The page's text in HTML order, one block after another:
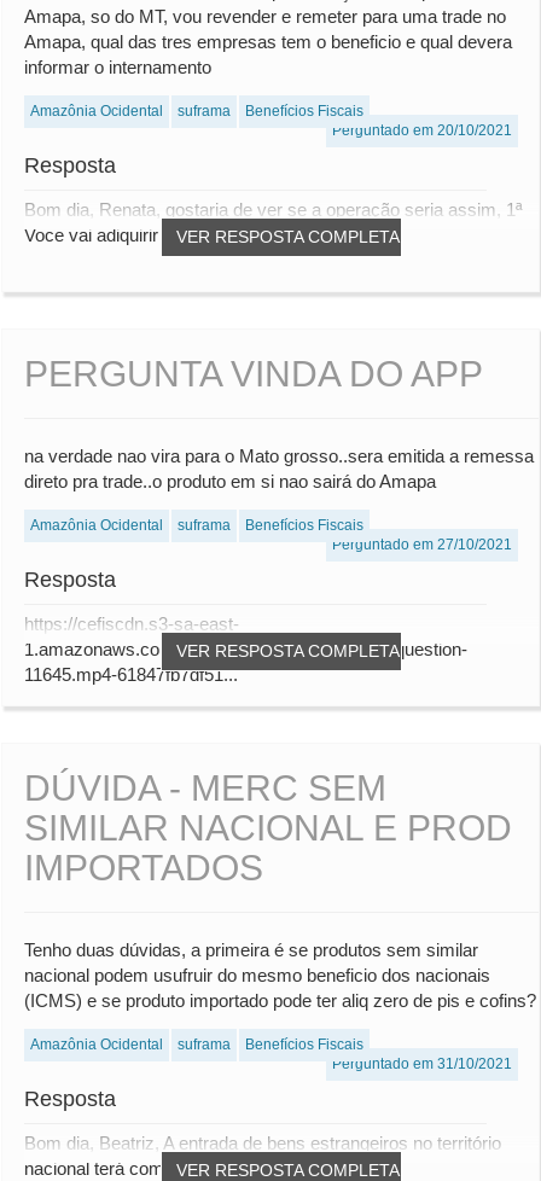
Amapa, so do MT, vou revender e remeter para uma trade no
Amapa, qual das tres empresas tem o beneficio e qual devera
informar o internamento
Amazônia Ocidental suframa
Benefícios Fiscais
Perguntado em 20/10/2021
Resposta
VER RESPOSTA COMPLETA
Bom dia, Renata, gostaria de ver se a operação seria assim, 1ª
Voce vai adiquirir a mercadoria do Am...
PERGUNTA VINDA DO APP
na verdade nao vira para o Mato grosso..sera emitida a remessa
direto pra trade..o produto em si nao sairá do Amapa
Amazônia Ocidental suframa
Benefícios Fiscais
Perguntado em 27/10/2021
Resposta
VER RESPOSTA COMPLETA
https://cefiscdn.s3-sa-east-
1.amazonaws.com/audio_answers/answer-for-question-
11645.mp4-61847fb7df51...
DÚVIDA - MERC SEM
SIMILAR NACIONAL E PROD
IMPORTADOS
Tenho duas dúvidas, a primeira é se produtos sem similar
nacional podem usufruir do mesmo beneficio dos nacionais
(ICMS) e se produto importado pode ter aliq zero de pis e cofins?
Amazônia Ocidental suframa
Benefícios Fiscais
Perguntado em 31/10/2021
Resposta
VER RESPOSTA COMPLETA
Bom dia, Beatriz, A entrada de bens estrangeiros no território
nacional terá como base de cálculo o...